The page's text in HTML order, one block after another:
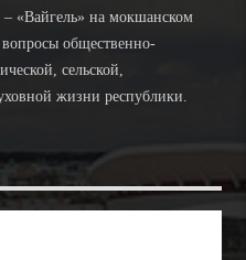
– «Вайгель» на мокшанском
общественно-
сельской,
жизни республики.